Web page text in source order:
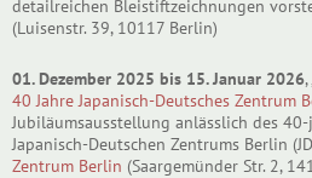
detailreichen Bleistiftzeichnungen
(Luisenstr. 39, 10117 Berlin)
01. Dezember 2025 bis 15. Januar 2026,
40 Jahre Japanisch-Deutsches Zentrum
Jubiläumsausstellung anlässlich des
Japanisch-Deutschen Zentrums Berlin
Zentrum Berlin (Saargemünder Str. 2,